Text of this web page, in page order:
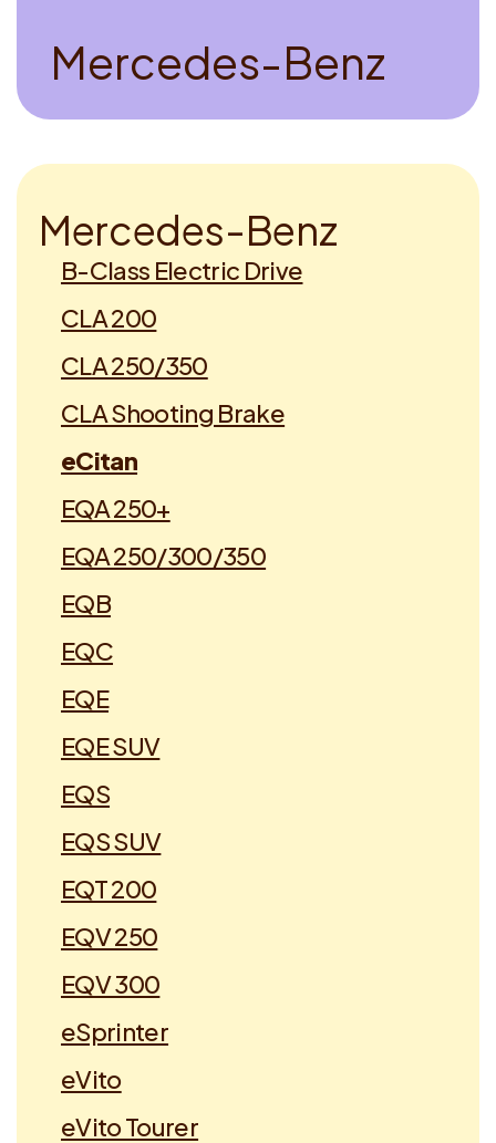
Mercedes-Benz
Mercedes-Benz
B-Class Electric Drive
CLA 200
CLA 250/350
CLA Shooting Brake
eCitan
EQA 250+
EQA 250/300/350
EQB
EQC
EQE
EQE SUV
EQS
EQS SUV
EQT 200
EQV 250
EQV 300
eSprinter
eVito
eVito Tourer